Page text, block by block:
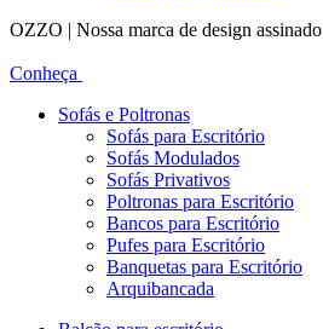
OZZO | Nossa marca de design assinado
Conheça
Sofás e Poltronas
Sofás para Escritório
Sofás Modulados
Sofás Privativos
Poltronas para Escritório
Bancos para Escritório
Pufes para Escritório
Banquetas para Escritório
Arquibancada